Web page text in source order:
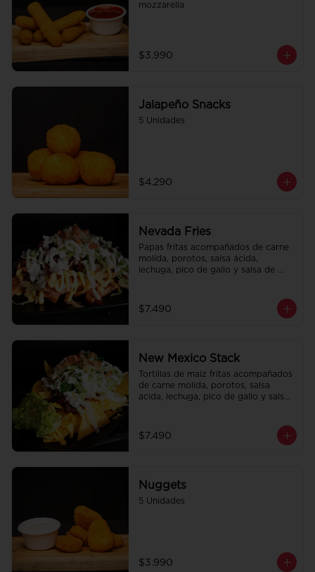
mozzarella
$3.990
Jalapeño Snacks
5 Unidades
$4.290
Nevada Fries
Papas fritas acompañados de carne
molida, porotos, salsa ácida,
lechuga, pico de gallo y salsa de
$7.490
New Mexico Stack
Tortillas de maíz fritas acompañados
de carne molida, porotos, salsa
acida, lechuga, pico de gallo y salsa
$7.490
Nuggets
5 Unidades
$3.990